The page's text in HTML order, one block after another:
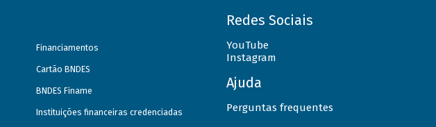
Financiamentos
Cartão BNDES
BNDES Finame
Instituições financeiras credenciadas
Redes Sociais
YouTube
Instagram
Ajuda
Perguntas frequentes